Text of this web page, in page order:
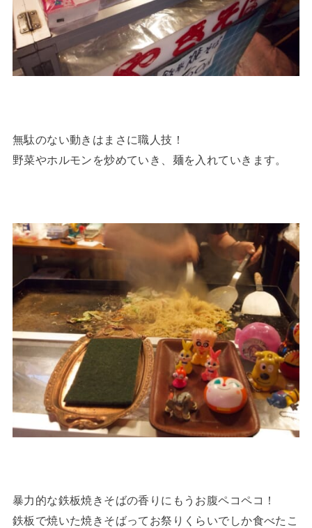
無駄のない動きはまさに職人技！
野菜やホルモンを炒めていき、麺を入れていきます。
暴力的な鉄板焼きそばの香りにもうお腹ペコペコ！
鉄板で焼いた焼きそばってお祭りくらいでしか食べたこ